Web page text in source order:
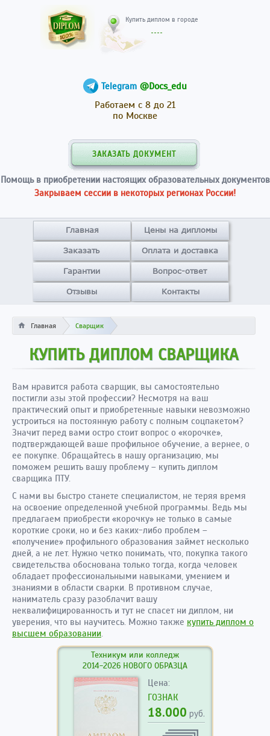
Telegram @Docs_edu
Работаем с 8 до 21
по Москве
ЗАКАЗАТЬ ДОКУМЕНТ
Помощь в приобретении настоящих образовательных документов
Закрываем сессии в некоторых регионах России!
Главная Цены на дипломы
Заказать Оплата и доставка
Гарантии Вопрос-ответ
Отзывы Контакты
Главная Сварщик
КУПИТЬ ДИПЛОМ СВАРЩИКА
Вам нравится работа сварщик, вы самостоятельно
постигли азы этой профессии? Несмотря на ваш
практический опыт и приобретенные навыки невозможно
устроиться на постоянную работу с полным соцпакетом?
Значит перед вами остро стоит вопрос о «корочке»,
подтверждающей ваше профильное обучение, а вернее, о
ее покупке. Обращайтесь в нашу организацию, мы
поможем решить вашу проблему – купить диплом
сварщика ПТУ.
С нами вы быстро станете специалистом, не теряя время
на освоение определенной учебной программы. Ведь мы
предлагаем приобрести «корочку» не только в самые
короткие сроки, но и без каких-либо проблем –
«получение» профильного образования займет несколько
дней, а не лет. Нужно четко понимать, что, покупка такого
свидетельства обоснована только тогда, когда человек
обладает профессиональными навыками, умением и
знаниями в области сварки. В противном случае,
наниматель сразу разоблачит вашу
неквалифицированность и тут не спасет ни диплом, ни
уверения, что вы научитесь. Можно также купить диплом о
высшем образовании.
Техникум или колледж
2014-2026 НОВОГО ОБРАЗЦА
Цена:
ГОЗНАК
18.000 руб.